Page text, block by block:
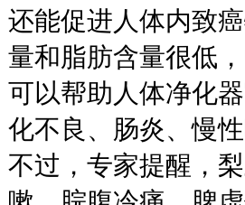
还能促进人体内致
量和脂肪含量很低
可以帮助人体净化
化不良、肠炎、慢
不过，专家提醒，